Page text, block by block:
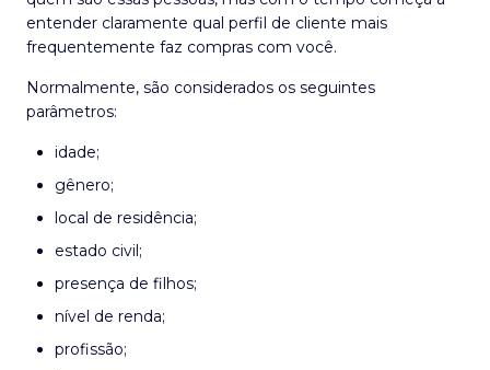
entender claramente qual perfil de cliente mais
frequentemente faz compras com você.
Normalmente, são considerados os seguintes
parâmetros:
idade;
gênero;
local de residência;
estado civil;
presença de filhos;
nível de renda;
profissão;